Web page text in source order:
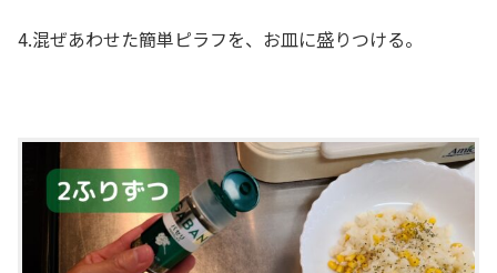
4.混ぜあわせた簡単ピラフを、お皿に盛りつける。